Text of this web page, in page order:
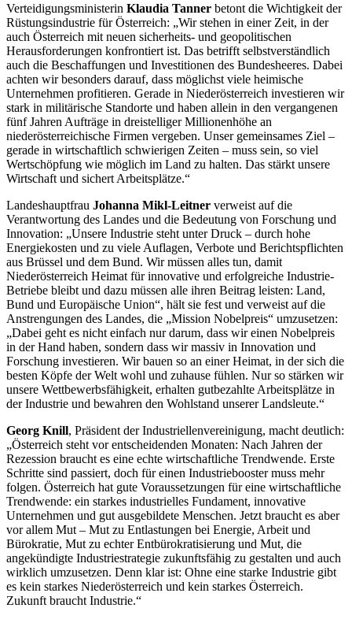
Verteidigungsministerin Klaudia Tanner betont die Wichtigkeit der
Rüstungsindustrie für Österreich: „Wir stehen in einer Zeit, in der
auch Österreich mit neuen sicherheits- und geopolitischen
Herausforderungen konfrontiert ist. Das betrifft selbstverständlich
auch die Beschaffungen und Investitionen des Bundesheeres. Dabei
achten wir besonders darauf, dass möglichst viele heimische
Unternehmen profitieren. Gerade in Niederösterreich investieren wir
stark in militärische Standorte und haben allein in den vergangenen
fünf Jahren Aufträge in dreistelliger Millionenhöhe an
niederösterreichische Firmen vergeben. Unser gemeinsames Ziel –
gerade in wirtschaftlich schwierigen Zeiten – muss sein, so viel
Wertschöpfung wie möglich im Land zu halten. Das stärkt unsere
Wirtschaft und sichert Arbeitsplätze.“
Landeshauptfrau Johanna Mikl-Leitner verweist auf die
Verantwortung des Landes und die Bedeutung von Forschung und
Innovation: „Unsere Industrie steht unter Druck – durch hohe
Energiekosten und zu viele Auflagen, Verbote und Berichtspflichten
aus Brüssel und dem Bund. Wir müssen alles tun, damit
Niederösterreich Heimat für innovative und erfolgreiche Industrie-
Betriebe bleibt und dazu müssen alle ihren Beitrag leisten: Land,
Bund und Europäische Union“, hält sie fest und verweist auf die
Anstrengungen des Landes, die „Mission Nobelpreis“ umzusetzen:
„Dabei geht es nicht einfach nur darum, dass wir einen Nobelpreis
in der Hand haben, sondern dass wir massiv in Innovation und
Forschung investieren. Wir bauen so an einer Heimat, in der sich die
besten Köpfe der Welt wohl und zuhause fühlen. Nur so stärken wir
unsere Wettbewerbsfähigkeit, erhalten gutbezahlte Arbeitsplätze in
der Industrie und bewahren den Wohlstand unserer Landsleute.“
Georg Knill, Präsident der Industriellenvereinigung, macht deutlich:
„Österreich steht vor entscheidenden Monaten: Nach Jahren der
Rezession braucht es eine echte wirtschaftliche Trendwende. Erste
Schritte sind passiert, doch für einen Industriebooster muss mehr
folgen. Österreich hat gute Voraussetzungen für eine wirtschaftliche
Trendwende: ein starkes industrielles Fundament, innovative
Unternehmen und gut ausgebildete Menschen. Jetzt braucht es aber
vor allem Mut – Mut zu Entlastungen bei Energie, Arbeit und
Bürokratie, Mut zu echter Entbürokratisierung und Mut, die
angekündigte Industriestrategie zukunftsfähig zu gestalten und auch
wirklich umzusetzen. Denn klar ist: Ohne eine starke Industrie gibt
es kein starkes Niederösterreich und kein starkes Österreich.
Zukunft braucht Industrie.“